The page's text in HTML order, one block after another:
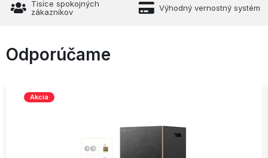
Odporúčame
Akcia
Tisíce spokojných
zákazníkov
Výhodný vernostný systém